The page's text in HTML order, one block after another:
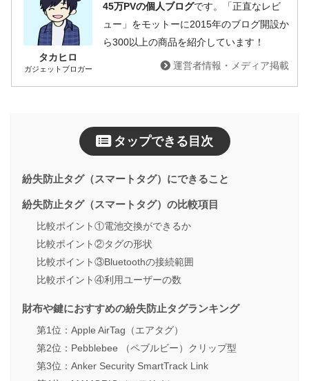
タカヒロ
ガジェットブロガー
45万PVの個人ブログです。「正直なレビ
ュー」をモットーに2015年のブログ開設か
ら300以上の商品を紹介しています！
運営者情報・メディア掲載
タップできる目次
紛失防止タグ（スマートタグ）にできること
紛失防止タグ（スマートタグ）の比較項目
比較ポイント①電池交換ができるか
比較ポイント②タグの形状
比較ポイント③Bluetoothの接続範囲
比較ポイント④利用ユーザーの数
財布や鍵におすすめの紛失防止タグランキング
第1位：Apple AirTag（エアタグ）
第2位：Pebblebee （ペブルビー）クリップ型
第3位：Anker Security SmartTrack Link